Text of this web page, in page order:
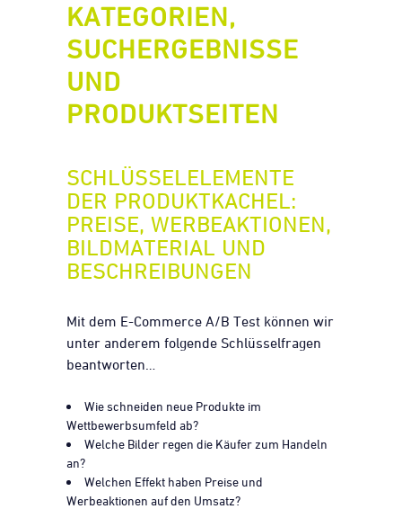
KATEGORIEN,
SUCHERGEBNISSE
UND
PRODUKTSEITEN
SCHLÜSSELELEMENTE
DER PRODUKTKACHEL:
PREISE, WERBEAKTIONEN,
BILDMATERIAL UND
BESCHREIBUNGEN
Mit dem E-Commerce A/B Test können wir
unter anderem folgende Schlüsselfragen
beantworten…
Wie schneiden neue Produkte im
Wettbewerbsumfeld ab?
Welche Bilder regen die Käufer zum Handeln
an?
Welchen Effekt haben Preise und
Werbeaktionen auf den Umsatz?